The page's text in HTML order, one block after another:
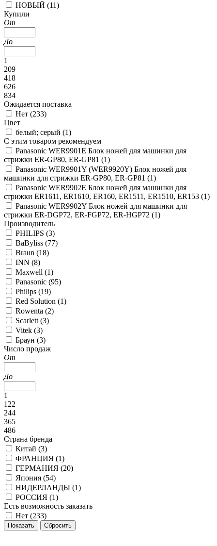
НОВЫЙ (11)
Купили
От
До
1
209
418
626
834
Ожидается поставка
Нет (233)
Цвет
белый; серый (1)
С этим товаром рекомендуем
Panasonic WER9901E Блок ножей для машинки для
стрижки ER-GP80, ER-GP81 (1)
Panasonic WER9901Y (WER9920Y) Блок ножей для
машинки для стрижки ER-GP80, ER-GP81 (1)
Panasonic WER9902E Блок ножей для машинки для
стрижки ER1611, ER1610, ER160, ER1511, ER1510, ER153 (1)
Panasonic WER9902Y Блок ножей для машинки для
стрижки ER-DGP72, ER-FGP72, ER-HGP72 (1)
Производитель
PHILIPS (3)
BaByliss (77)
Braun (18)
INN (8)
Maxwell (1)
Panasonic (95)
Philips (19)
Red Solution (1)
Rowenta (2)
Scarlett (3)
Vitek (3)
Браун (3)
Число продаж
От
До
1
122
244
365
486
Страна бренда
Китай (3)
ФРАНЦИЯ (1)
ГЕРМАНИЯ (20)
Япония (54)
НИДЕРЛАНДЫ (1)
РОССИЯ (1)
Есть возможность заказать
Нет (233)